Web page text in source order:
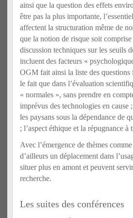
ainsi que la question des effets
être pas la plus importante,
affectent la structuration même de
que la notion de risque soit
discussion techniques sur les seuils
incluent des facteurs «
OGM fait ainsi la liste des
le fait que dans l’évaluation
« normales », sans prendre en
imprévus des technologies en
les paysans sous la dépendance de
; l’aspect éthique et la répugnance
Avec l’émergence de thèmes
d’ailleurs un déplacement dans
situer plus en amont et peuvent
recherche.
Les suites des conférences